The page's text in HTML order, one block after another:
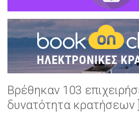
Βρέθηκαν 103
δυνατότητα κρατήσεων ]